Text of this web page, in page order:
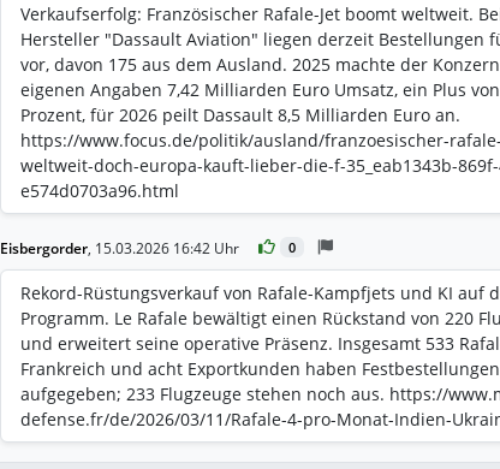
Verkaufserfolg: Französischer Rafale-Jet boomt weltweit.
Hersteller "Dassault Aviation" liegen derzeit Bestellungen
vor, davon 175 aus dem Ausland. 2025 machte der
eigenen Angaben 7,42 Milliarden Euro Umsatz, ein Plus
Prozent, für 2026 peilt Dassault 8,5 Milliarden Euro an.
https://www.focus.de/politik/ausland/franzoesischer-
weltweit-doch-europa-kauft-lieber-die-f-35_eab1343b-
e574d0703a96.html
Eisbergorder, 15.03.2026 16:42 Uhr 0
Rekord-Rüstungsverkauf von Rafale-Kampfjets und KI auf
Programm. Le Rafale bewältigt einen Rückstand von 220
und erweitert seine operative Präsenz. Insgesamt 533
Frankreich und acht Exportkunden haben Festbestellungen
aufgegeben; 233 Flugzeuge stehen noch aus. https://
defense.fr/de/2026/03/11/Rafale-4-pro-Monat-Indien-